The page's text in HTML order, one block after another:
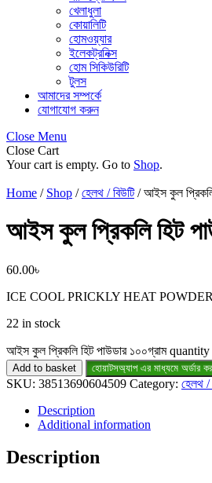
খেলাধুলা
কোয়ালিটি
হোমওয়্যার
ইলেকট্রনিক্স
হোম সিকিউরিটি
টুলস
আমাদের সম্পর্কে
যোগাযোগ করুন
Close Menu
Close Cart
Your cart is empty. Go to Shop.
Home / Shop /হেলথ / বিউটি/ আইস কুল প্রিকলি
আইস কুল প্রিকলি হিট
60.00৳
ICE COOL PRICKLY HEAT POWDER
22 in stock
আইস কুল প্রিকলি হিট পাউডার ১০০গ্রাম quantity
Add to basket হোয়াটসঅ্যাপ এর মাধ্যমে অর্ডার
SKU: 38513690604509 Category: হেলথ /
Description
Additional information
Description